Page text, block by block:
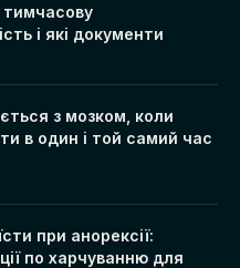
і які документи
з мозком, коли
в один і той самий час
при анорексії:
по харчуванню для